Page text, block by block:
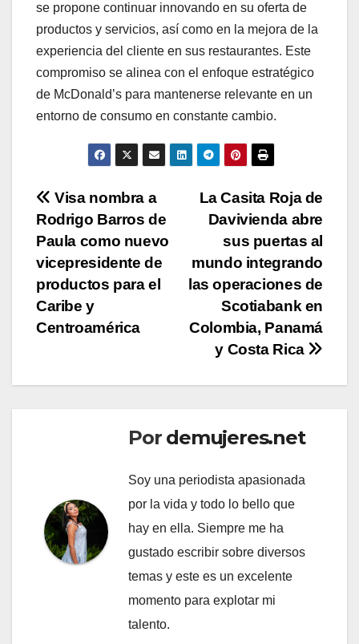
se propone continuar innovando en su oferta de
productos y servicios, así como en la mejora de la
experiencia del cliente en sus restaurantes. Este
compromiso se alinea con el enfoque estratégico
de McDonald’s para mantenerse relevante en un
entorno de consumo en constante cambio.
Navegación
de
entradas
La Casita Roja de
Davivienda abre
sus puertas al
mundo integrando
las operaciones de
Scotiabank en
Colombia, Panamá
y Costa Rica
Visa nombra a
Rodrigo Barros de
Paula como nuevo
vicepresidente de
productos para el
Caribe y
Centroamérica
Por demujeres.net
Soy una periodista apasionada
por la vida y todo lo bello que
hay en ella. Siempre me ha
gustado escribir sobre diversos
temas y este es un excelente
momento para explotar mi
talento.